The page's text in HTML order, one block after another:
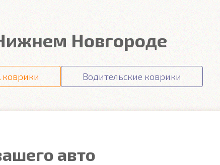
Новгороде
коврики Водительские коврики
авто